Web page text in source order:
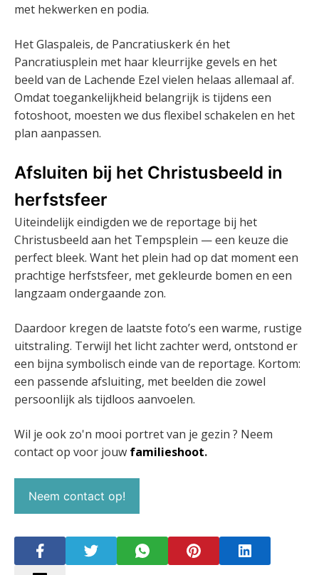
met hekwerken en podia.
Het Glaspaleis, de Pancratiuskerk én het
Pancratiusplein met haar kleurrijke gevels en het
beeld van de Lachende Ezel vielen helaas allemaal af.
Omdat toegankelijkheid belangrijk is tijdens een
fotoshoot, moesten we dus flexibel schakelen en het
plan aanpassen.
Afsluiten bij het Christusbeeld in
herfstsfeer
Uiteindelijk eindigden we de reportage bij het
Christusbeeld aan het Tempsplein — een keuze die
perfect bleek. Want het plein had op dat moment een
prachtige herfstsfeer, met gekleurde bomen en een
langzaam ondergaande zon.
Daardoor kregen de laatste foto’s een warme, rustige
uitstraling. Terwijl het licht zachter werd, ontstond er
een bijna symbolisch einde van de reportage. Kortom:
een passende afsluiting, met beelden die zowel
persoonlijk als tijdloos aanvoelen.
Wil je ook zo'n mooi portret van je gezin ? Neem
contact op voor jouw familieshoot.
Neem contact op!